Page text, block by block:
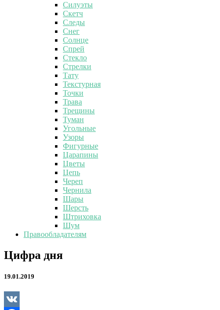
Силуэты
Скетч
Следы
Снег
Солнце
Спрей
Стекло
Стрелки
Тату
Текстурная
Точки
Трава
Трещины
Туман
Угольные
Узоры
Фигурные
Царапины
Цветы
Цепь
Череп
Чернила
Шары
Шерсть
Штриховка
Шум
Правообладателям
Цифра
дня
Цифра дня
19.01.2019